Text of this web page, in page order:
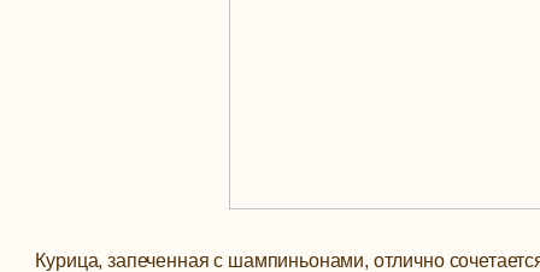
Курица, запеченная с шампиньонами, отлично